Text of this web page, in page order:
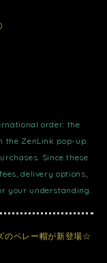
order: the
the ZenLink pop-up.
Since these
delivery options,
your understanding.
のベレー帽が新登場☆